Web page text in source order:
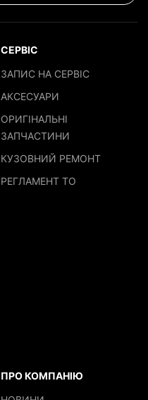
СЕРВІС
ЗАПИС НА СЕРВІС
АКСЕСУАРИ
ОРИГІНАЛЬНІ
ЗАПЧАСТИНИ
КУЗОВНИЙ РЕМОНТ
РЕГЛАМЕНТ ТО
ПРО КОМПАНІЮ